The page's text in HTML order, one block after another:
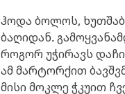
ჰოდა ბოლოს,
ბაღიდან.
როგორ უჭირავს
ამ მარტორქით
მისი მოკლე ჭკუით